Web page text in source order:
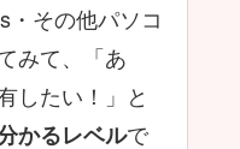
・その他パソコ
みて、「あ
したい！」と
かるレベルで